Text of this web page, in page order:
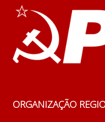
ORGANIZAÇÃO